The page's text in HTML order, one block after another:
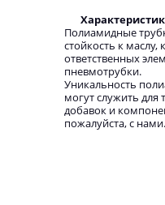
Полиамидные
стойкость к
ответственных
пневмотрубки.
Уникальность
могут служить для
добавок и
пожалуйста, с нами.